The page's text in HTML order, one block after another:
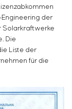
der
Solarkraftwerke
Die
Liste der
für die